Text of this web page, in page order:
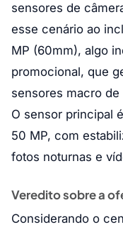
sensores de
esse cenário ao
MP (60mm), algo
promocional, que
sensores macro
O sensor principal
50 MP, com
fotos noturnas e
Veredito sobre a
Considerando o